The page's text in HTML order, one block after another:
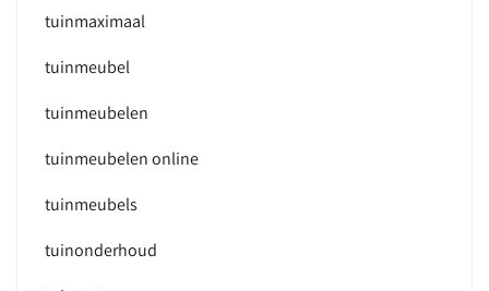
tuinmaximaal
tuinmeubel
tuinmeubelen
tuinmeubelen online
tuinmeubels
tuinonderhoud